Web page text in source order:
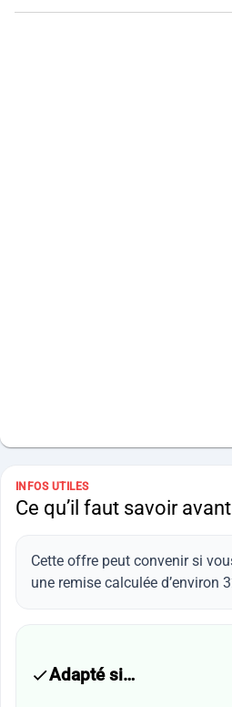
INFOS UTILES
Ce qu’il faut savoir
Cette offre peut convenir si
une remise calculée d’environ
Adapté si…